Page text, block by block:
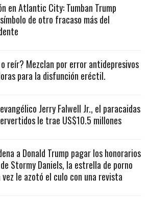
en Atlantic City: Tumban Trump
de otro fracaso más del
reír? Mezclan por error antidepresivos
para la disfunción eréctil.
Jerry Falwell Jr., el paracaidas
le trae US$10.5 millones
a Donald Trump pagar los honorarios
Stormy Daniels, la estrella de porno
vez le azotó el culo con una revista